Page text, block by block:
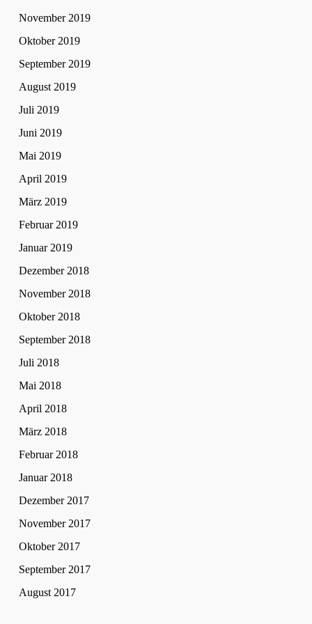
November 2019
Oktober 2019
September 2019
August 2019
Juli 2019
Juni 2019
Mai 2019
April 2019
März 2019
Februar 2019
Januar 2019
Dezember 2018
November 2018
Oktober 2018
September 2018
Juli 2018
Mai 2018
April 2018
März 2018
Februar 2018
Januar 2018
Dezember 2017
November 2017
Oktober 2017
September 2017
August 2017